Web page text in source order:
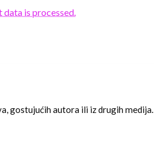
data is processed.
gostujućih autora ili iz drugih medija.